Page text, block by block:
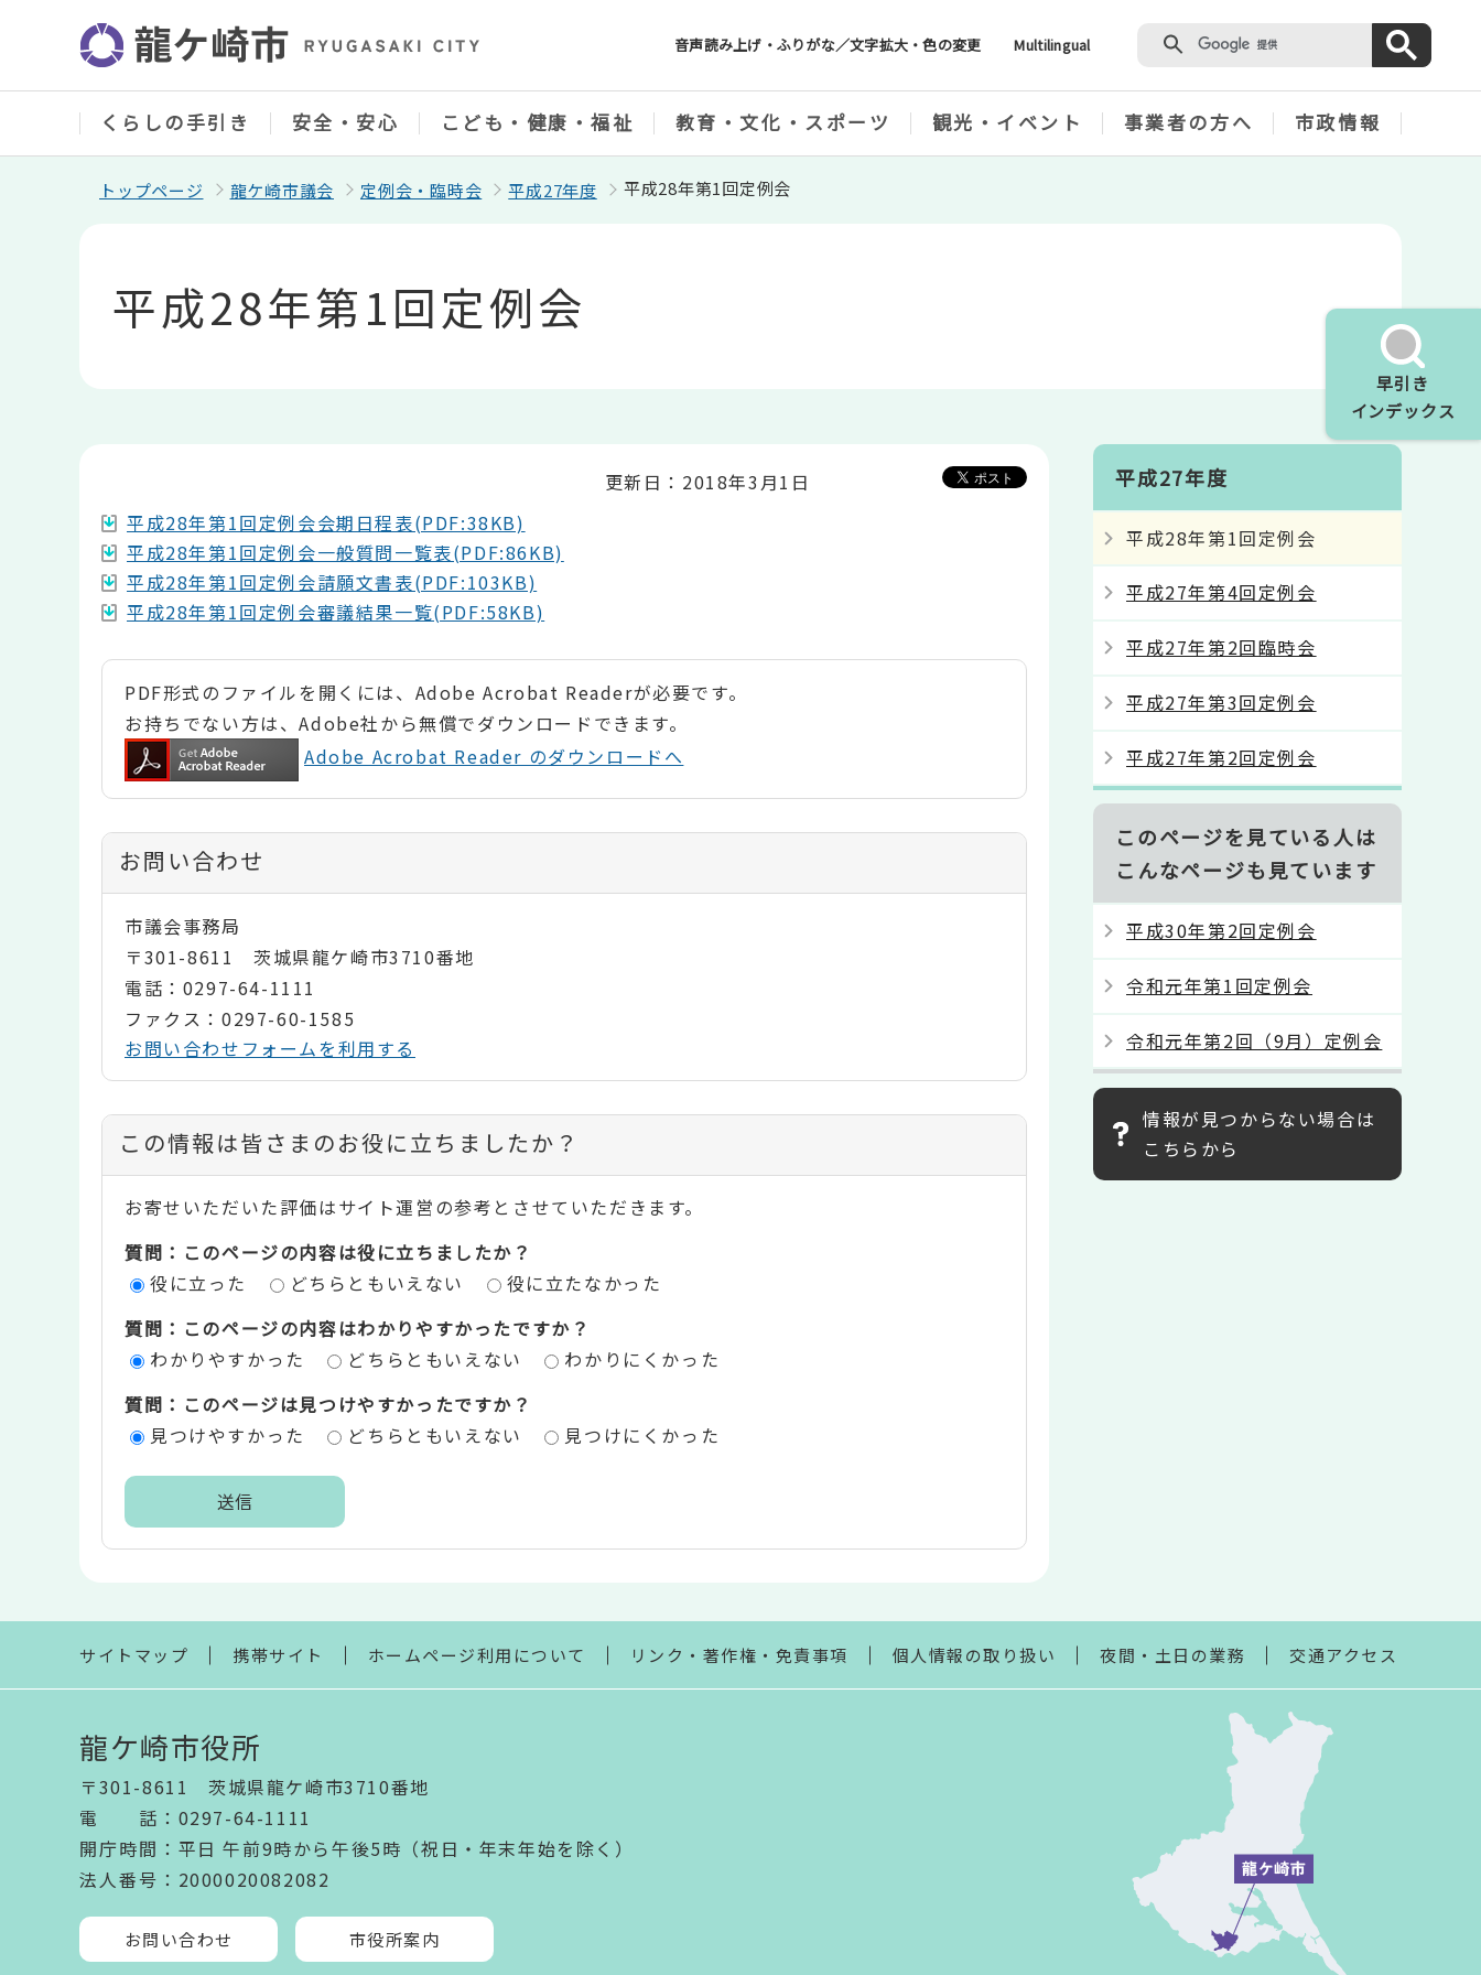
ジ
音声読み上げ・ふりがな／文字拡大・色の変更 Multilingual
早引き
インデックス
くらしの手引き 安全・安心 こども・健康・福祉 教育・文化・スポーツ 観光・イベント 事業者の方へ 市政情報
トップページ 龍ケ崎市議会 定例会・臨時会 平成27年度 平成28年第1回定例会
平成28年第1回定例会
更新日：2018年3月1日
平成28年第1回定例会会期日程表(PDF:38KB)
平成28年第1回定例会一般質問一覧表(PDF:86KB)
平成28年第1回定例会請願文書表(PDF:103KB)
平成28年第1回定例会審議結果一覧(PDF:58KB)
PDF形式のファイルを開くには、Adobe Acrobat Readerが必要です。
お持ちでない方は、Adobe社から無償でダウンロードできます。
Adobe Acrobat Reader のダウンロードへ
お問い合わせ
市議会事務局
〒301-8611 茨城県龍ケ崎市3710番地
電話：0297-64-1111
ファクス：0297-60-1585
お問い合わせフォームを利用する
コ
ン
テ
ン
評
エ
この情報は皆さまのお役に立ちましたか？
お寄せいただいた評価はサイト運営の参考とさせていただきます。
質問：このページの内容は役に立ちましたか？
役に立った
どちらともいえない
役に立たなかった
質問：このページの内容はわかりやすかったですか？
わかりやすかった
どちらともいえない
わかりにくかった
質問：このページは見つけやすかったですか？
見つけやすかった
どちらともいえない 見つけにくかった
ま
平成27年度
平成28年第1回定例会
平成27年第4回定例会
平成27年第2回臨時会
平成27年第3回定例会
平成27年第2回定例会
このページを見ている人は
こんなページも見ています
平成30年第2回定例会
令和元年第1回定例会
令和元年第2回（9月）定例会
情報が見つからない場合は
こちらから
サイトマップ 携帯サイト ホームページ利用について リンク・著作権・免責事項 個人情報の取り扱い 夜間・土日の業務 交通アクセス
龍ケ崎市役所
〒301-8611 茨城県龍ケ崎市3710番地
電話 ： 0297-64-1111
開庁時間 ： 平日 午前9時から午後5時（祝日・年末年始を除く）
法人番号 ：2000020082082
お問い合わせ 市役所案内